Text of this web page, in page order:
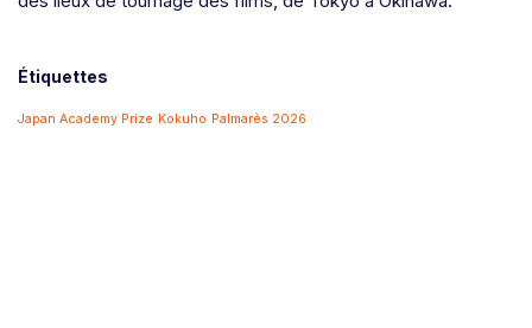
Étiquettes
Japan Academy Prize Kokuho Palmarès 2026